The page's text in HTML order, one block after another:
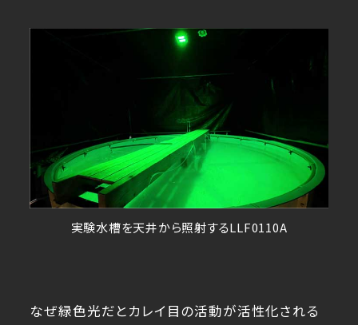
実験水槽を天井から照射するLLF0110A
なぜ緑色光だとカレイ目の活動が活性化される